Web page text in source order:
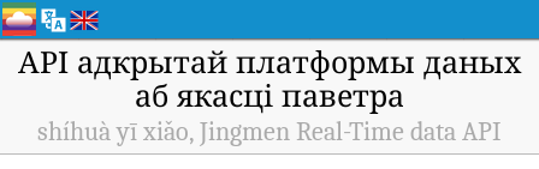
API адкрытай платформы даных
аб якасці паветра
shíhuà yī xiǎo, Jingmen Real-Time data API